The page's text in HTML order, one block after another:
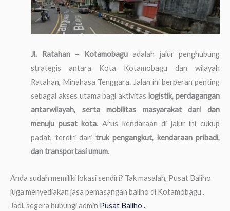
Jl. Ratahan – Kotamobaguadalah jalur penghubung
strategis antara Kota Kotamobagu dan wilayah
Ratahan, Minahasa Tenggara. Jalan ini berperan penting
sebagai akses utama bagi aktivitas logistik, perdagangan
antarwilayah, serta mobilitas masyarakat dari dan
menuju pusat kota. Arus kendaraan di jalur ini cukup
padat, terdiri dari truk pengangkut, kendaraan pribadi,
dan transportasi umum.
Anda sudah memiliki lokasi sendiri? Tak masalah, Pusat Baliho
juga menyediakan jasa pemasangan baliho di Kotamobagu .
Jadi, segera hubungi admin Pusat Baliho .